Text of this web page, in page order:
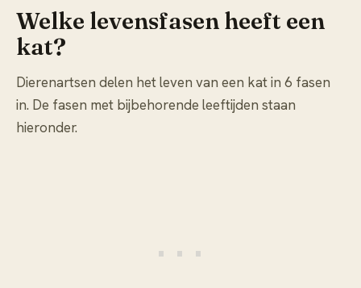
Welke levensfasen heeft een
kat?
Dierenartsen delen het leven van een kat in 6 fasen
in. De fasen met bijbehorende leeftijden staan
hieronder.